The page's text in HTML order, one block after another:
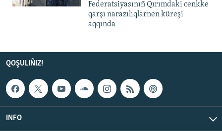
Federatsiyasınıñ Qırımdaki cenkke
qarşı narazılıqlarnen küreşi
aqqında
QOŞULIÑIZ!
INFO